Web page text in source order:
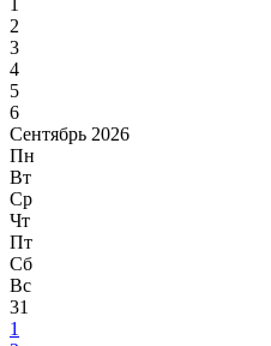
1
2
3
4
5
6
Сентябрь 2026
Пн
Вт
Ср
Чт
Пт
Сб
Вс
31
1